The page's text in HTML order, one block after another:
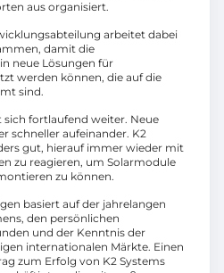
aus organisiert.
arbeitet dabei
damit die
neue Lösungen für
werden können, die auf die
sind.
fortlaufend weiter. Neue
schneller aufeinander. K2
gut, hierauf immer wieder mit
zu reagieren, um Solarmodule
zu können.
basiert auf der jahrelangen
den persönlichen
und der Kenntnis der
internationalen Märkte. Einen
zum Erfolg von K2 Systems